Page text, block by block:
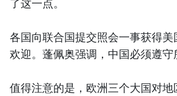
了这一点。
各国向联合国提交照会一事获得
欢迎。蓬佩奥强调，中国必须遵守
值得注意的是，欧洲三个大国对